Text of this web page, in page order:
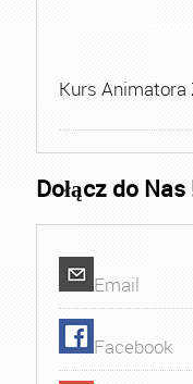
Kurs Animatora
Dołącz do Nas
Email
Facebook